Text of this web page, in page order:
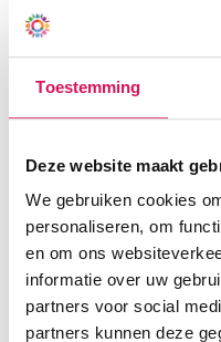
Toestemming
Deze website maakt
We gebruiken cookies
personaliseren, om
en om ons
informatie over uw
partners voor social
partners kunnen deze
toekomstige school
Ypenburg, Pijnacker,
www.octant.nl/
verschillende